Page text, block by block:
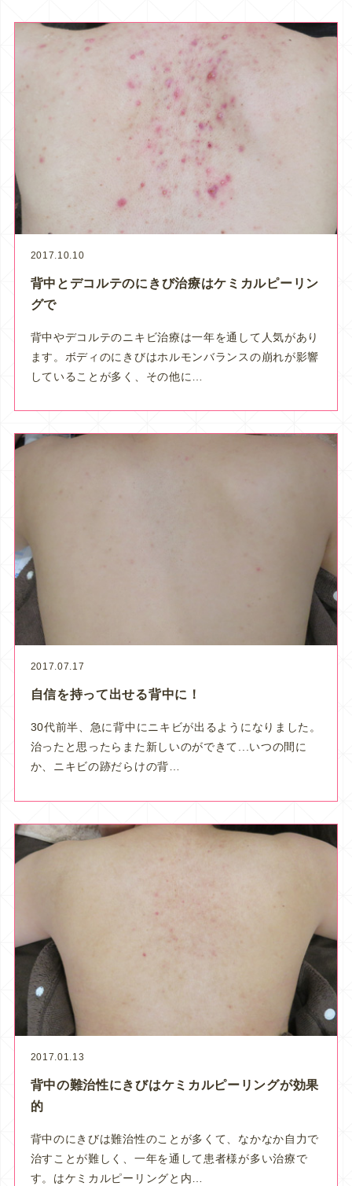
2017.10.10
背中とデコルテのにきび治療はケミカルピーリン
グで
背中やデコルテのニキビ治療は一年を通して人気があり
ます。ボディのにきびはホルモンバランスの崩れが影響
していることが多く、その他に…
2017.07.17
自信を持って出せる背中に！
30代前半、急に背中にニキビが出るようになりました。
治ったと思ったらまた新しいのができて...いつの間に
か、ニキビの跡だらけの背…
2017.01.13
背中の難治性にきびはケミカルピーリングが効果
的
背中のにきびは難治性のことが多くて、なかなか自力で
治すことが難しく、一年を通して患者様が多い治療で
す。はケミカルピーリングと内…